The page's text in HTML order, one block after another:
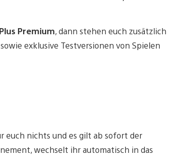
Premium, dann stehen euch zusätzlich
exklusive Testversionen von Spielen
euch nichts und es gilt ab sofort der
wechselt ihr automatisch in das